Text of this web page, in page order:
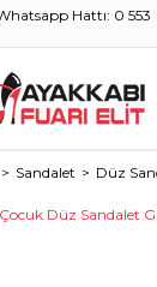
Hattı: 0 553
Sandalet Düz
Düz Sandalet